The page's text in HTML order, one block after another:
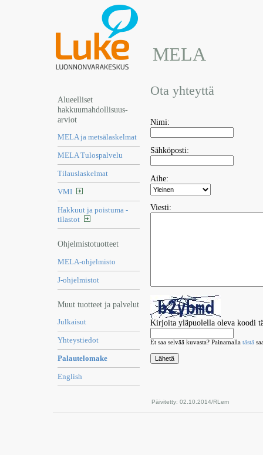
MELA
Alueelliset
hakkuumahdollisuus-
arviot
MELA ja metsälaskelmat
MELA Tulospalvelu
Tilauslaskelmat
VMI
Hakkuut ja poistuma -
tilastot
Ohjelmistotuotteet
MELA-ohjelmisto
J-ohjelmistot
Muut tuotteet ja palvelut
Julkaisut
Yhteystiedot
Palautelomake
English
Ota yhteyttä
Nimi:
Sähköposti:
Aihe:
Viesti:
Kirjoita yläpuolella oleva koodi
Et saa selvää kuvasta? Painamalla tästä
Päivitetty: 02.10.2014/RLem